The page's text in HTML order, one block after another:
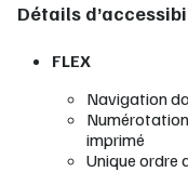
Détails
FLEX
Navigation
imprimé
Unique ordre